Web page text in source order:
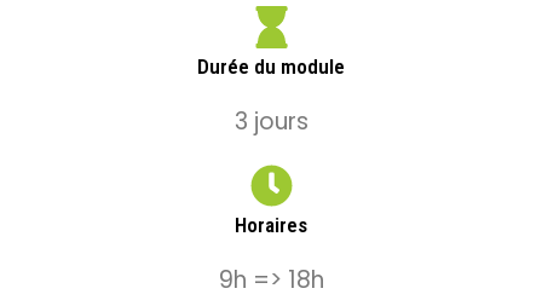
Durée du module
3 jours
Horaires
9h => 18h